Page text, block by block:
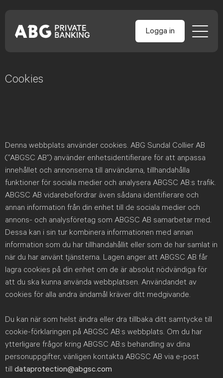
content
Logga in
Cookies
Denna webbplats använder cookies. ABG Sundal Collier AB
(”ABGSC AB”) använder enhetsidentifierare för att anpassa
innehållet och annonserna till användarna, tillhandahålla
funktioner för sociala medier och analysera ABGSC AB:s trafik.
ABGSC AB vidarebefordrar även sådana identifierare och
annan information från din enhet till de sociala medier och
annons- och analysföretag som ABGSC AB samarbetar med.
Dessa kan i sin tur kombinera informationen med annan
information som du har tillhandahållit eller som de har samlat in
när du har använt tjänsterna. Lagen anger att ABGSC AB får
lagra cookies på din enhet om de är absolut nödvändiga för
att du ska kunna använda webbplatsen. Användandet av
cookies för alla andra ändamål kräver ditt medgivande.
Du kan när som helst ändra eller dra tillbaka ditt samtycke till
cookie-förklaringen på ABGSC AB:s webbplats. Om du har
ytterligare frågor kring ABGSC AB:s behandling av dina
personuppgifter, vänligen kontakta ABGSC AB via e-post
till dataprotection@abgsc.com